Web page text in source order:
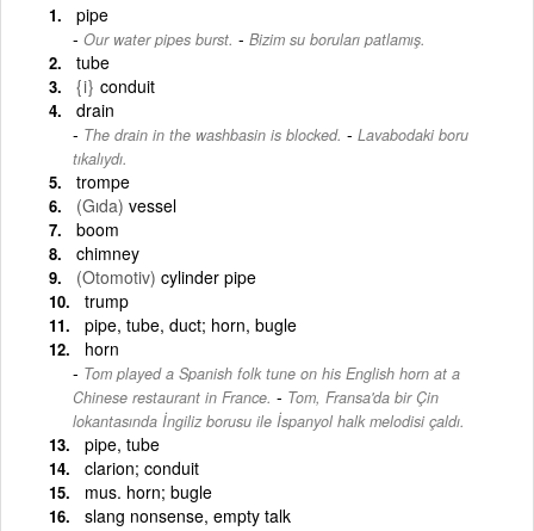
pipe
Our water pipes burst. - Bizim su boruları patlamış.
tube
{i} conduit
drain
The drain in the washbasin is blocked. - Lavabodaki boru
tıkalıydı.
trompe
(Gıda) vessel
boom
chimney
(Otomotiv) cylinder pipe
trump
pipe, tube, duct; horn, bugle
horn
Tom played a Spanish folk tune on his English horn at a
Chinese restaurant in France. - Tom, Fransa'da bir Çin
lokantasında İngiliz borusu ile İspanyol halk melodisi çaldı.
pipe, tube
clarion; conduit
mus. horn; bugle
slang nonsense, empty talk